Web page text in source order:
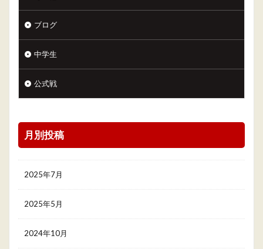
ブログ
中学生
公式戦
月別投稿
2025年7月
2025年5月
2024年10月